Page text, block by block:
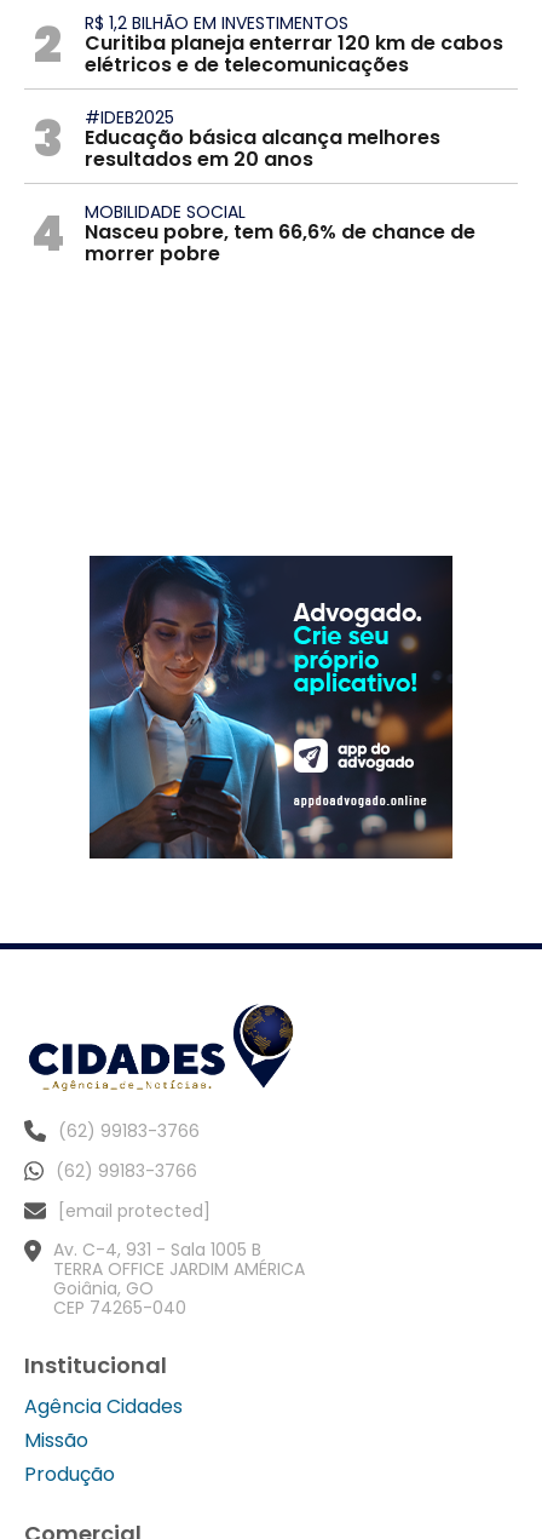
2 R$ 1,2 BILHÃO EM INVESTIMENTOS
Curitiba planeja enterrar 120 km de cabos
elétricos e de telecomunicações
3 #IDEB2025
Educação básica alcança melhores
resultados em 20 anos
4 MOBILIDADE SOCIAL
Nasceu pobre, tem 66,6% de chance de
morrer pobre
(62) 99183-3766
(62) 99183-3766
[email protected]
Av. C-4, 931 - Sala 1005 B
TERRA OFFICE JARDIM AMÉRICA
Goiânia, GO
CEP 74265-040
Institucional
Agência Cidades
Missão
Produção